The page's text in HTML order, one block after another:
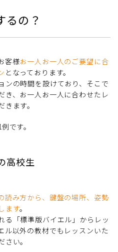
るの？
客様お一人お一人のご要望に合
となっております。
ンの時間を設けており、そこで
き、お一人お一人に合わせたレ
ます。
です。
高校生
読み方から、鍵盤の場所、姿勢
ます。
る「標準版バイエル」からレッ
ル以外の教材でもレッスンいた
い。